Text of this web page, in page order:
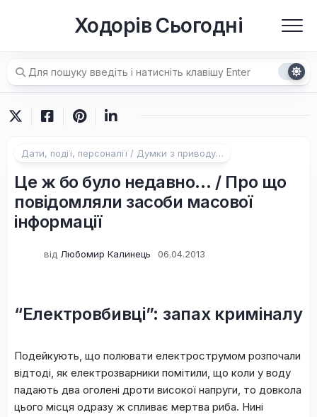
Ходорів Сьогодні
Дати, події, персоналії / Думки з приводу…
Це ж бо було недавно… / Про що
повідомляли засоби масової
інформації
від Любомир Калинець 06.04.2013
“Електровбивці”: запах криміналу
Подейкують, що полювати електрострумом розпочали
відтоді, як електрозварники помітили, що коли у воду
падають два оголені дроти високої напруги, то довкола
цього місця одразу ж спливає мертва риба. Нині